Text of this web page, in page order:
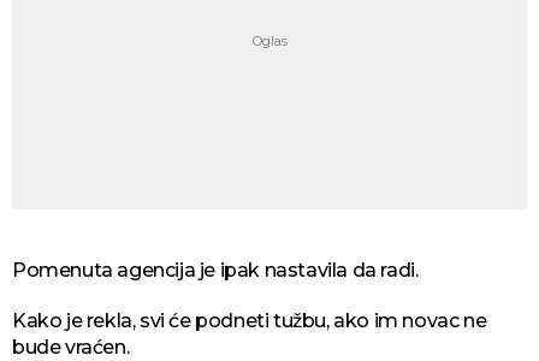
Pomenuta agencija je ipak nastavila da radi.
Kako je rekla, svi će podneti tužbu, ako im novac ne
bude vraćen.